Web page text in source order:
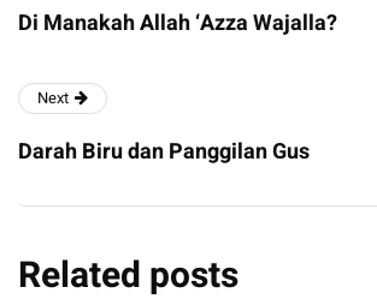
Di Manakah Allah ‘Azza Wajalla?
Next
Darah Biru dan Panggilan Gus
Related posts